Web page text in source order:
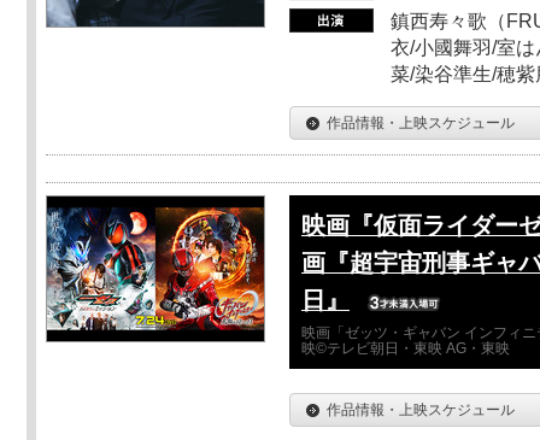
鎮西寿々歌（
衣/小國舞羽/室
菜/染谷準生/穂
作品情報・上映スケジュール
映画『仮面ライダー
画『超宇宙刑事ギャ
日』
映画「ゼッツ・ギャバン インフィ
映©テレビ朝日・東映 AG・東映
作品情報・上映スケジュール